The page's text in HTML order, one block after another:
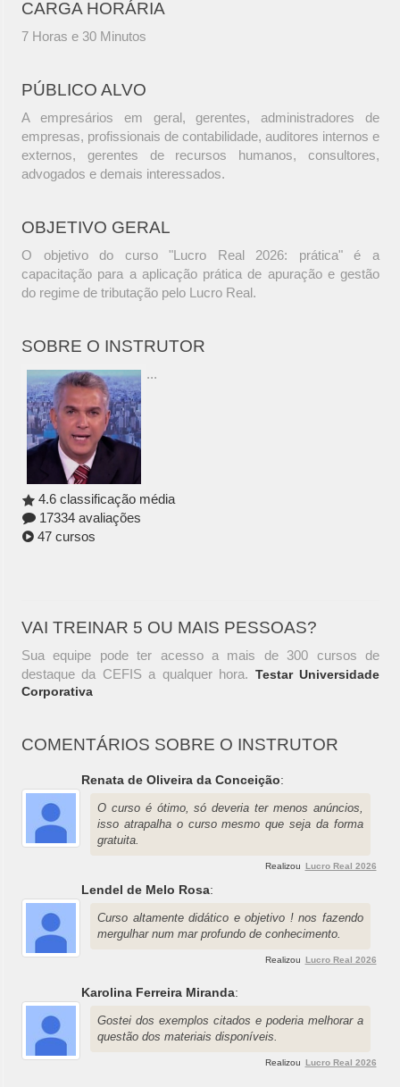
CARGA HORÁRIA
7 Horas e 30 Minutos
PÚBLICO ALVO
A empresários em geral, gerentes, administradores de
empresas, profissionais de contabilidade, auditores internos e
externos, gerentes de recursos humanos, consultores,
advogados e demais interessados.
OBJETIVO GERAL
O objetivo do curso "Lucro Real 2026: prática" é a
capacitação para a aplicação prática de apuração e gestão
do regime de tributação pelo Lucro Real.
SOBRE O INSTRUTOR
...
4.6 classificação média
17334 avaliações
47 cursos
VAI TREINAR 5 OU MAIS PESSOAS?
Sua equipe pode ter acesso a mais de 300 cursos de
destaque da CEFIS a qualquer hora. Testar Universidade
Corporativa
COMENTÁRIOS SOBRE O INSTRUTOR
Renata de Oliveira da Conceição:
O curso é ótimo, só deveria ter menos anúncios,
isso atrapalha o curso mesmo que seja da forma
gratuita.
Realizou Lucro Real 2026
Lendel de Melo Rosa:
Curso altamente didático e objetivo ! nos fazendo
mergulhar num mar profundo de conhecimento.
Realizou Lucro Real 2026
Karolina Ferreira Miranda:
Gostei dos exemplos citados e poderia melhorar a
questão dos materiais disponíveis.
Realizou Lucro Real 2026